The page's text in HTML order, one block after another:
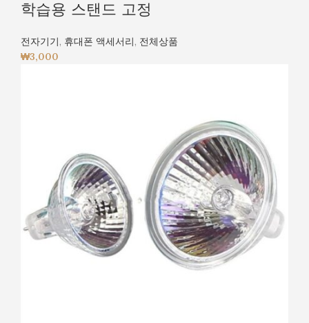
학습용 스탠드 고정
전자기기, 휴대폰 액세서리, 전체상품
₩3,000